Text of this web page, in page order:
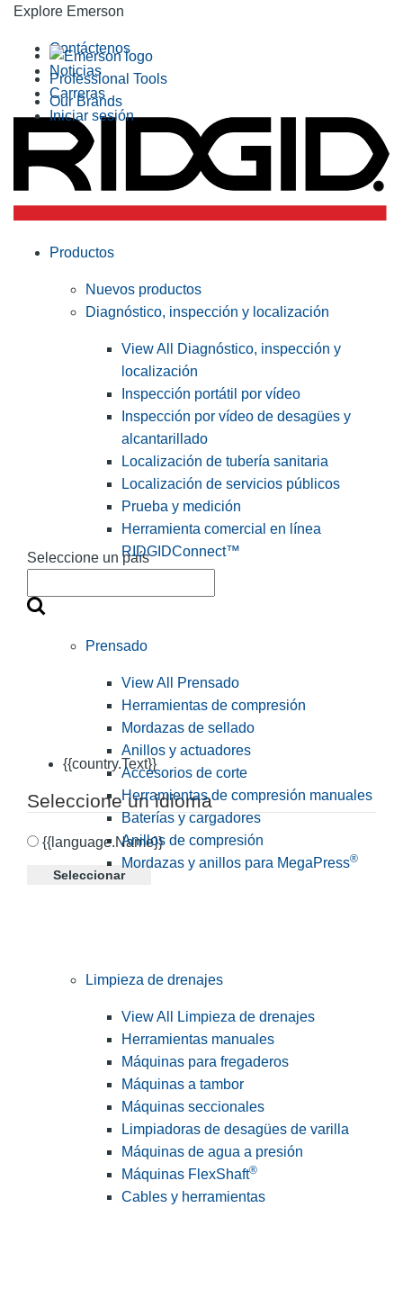
Explore Emerson
Professional Tools
Our Brands
Contáctenos
Noticias
Carreras
Iniciar sesión
Seleccione un país
{{country.Text}}
Seleccione un idioma
{{language.Name}}
Seleccionar
Productos
Nuevos productos
Diagnóstico, inspección y localización
View All Diagnóstico, inspección y
localización
Inspección portátil por vídeo
Inspección por vídeo de desagües y
alcantarillado
Localización de tubería sanitaria
Localización de servicios públicos
Prueba y medición
Herramienta comercial en línea
RIDGIDConnect™
Prensado
View All Prensado
Herramientas de compresión
Mordazas de sellado
Anillos y actuadores
Accesorios de corte
Herramientas de compresión manuales
Baterías y cargadores
Anillos de compresión
Mordazas y anillos para MegaPress®
Limpieza de drenajes
View All Limpieza de drenajes
Herramientas manuales
Máquinas para fregaderos
Máquinas a tambor
Máquinas seccionales
Limpiadoras de desagües de varilla
Máquinas de agua a presión
Máquinas FlexShaft®
Cables y herramientas